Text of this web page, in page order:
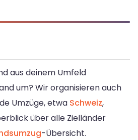
aus deinem Umfeld
um? Wir organisieren auch
Umzüge, etwa Schweiz,
über alle Zielländer
-Übersicht.